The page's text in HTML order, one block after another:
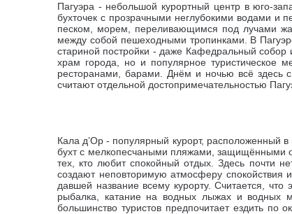
Пагуэра - небольшой курортный центр в юго-
бухточек с прозрачными неглубокими водами
песком, морем, переливающимся под лучами
между собой пешеходными тропинками. В
стариной постройки - даже Кафедральный собор
храм города, но и популярное туристическое
ресторанами, барами. Днём и ночью всё здесь
считают отдельной достопримечательностью
Кала д’Ор - популярный курорт, расположенный
бухт с мелкопесчаными пляжами, защищёнными
тех, кто любит спокойный отдых. Здесь почти
создают неповторимую атмосферу спокойствия и
давшей название всему курорту. Считается, что
рыбалка, катание на водных лыжах и водных
большинство туристов предпочитает ездить